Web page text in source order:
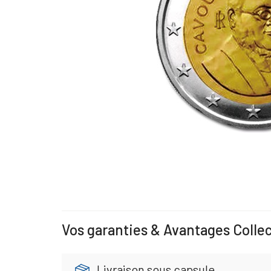
Vos garanties & Avantages